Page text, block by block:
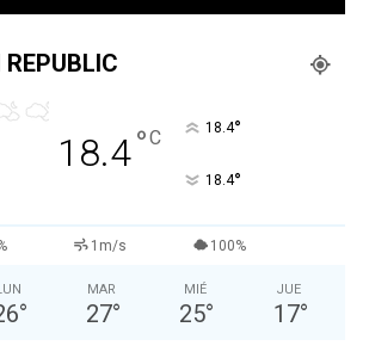
18.4°C 18.4°
18.4°
1m/s 100%
°
MAR
27°
MIÉ
25°
JUE
17°